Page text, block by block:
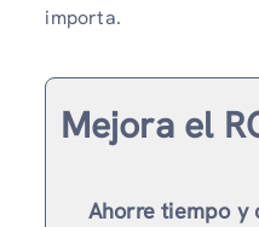
importa.
Mejora el
Ahorre tiempo y